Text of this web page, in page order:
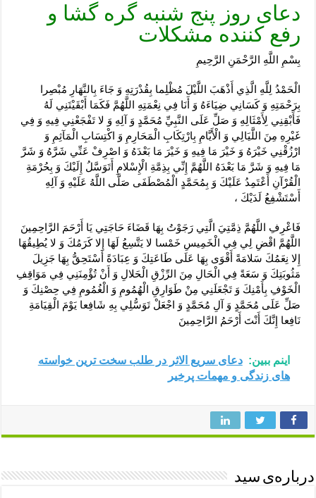
دعای روز پنج شنبه گره گشا و
رفع کننده مشکلات
بِسْمِ اللَّهِ الرَّحْمَنِ الرَّحِيمِ
الْحَمْدُ لِلَّهِ الَّذِي أَذْهَبَ اللَّيْلَ مُظْلِما بِقُدْرَتِهِ وَ جَاءَ بِالنَّهَارِ مُبْصِرا
بِرَحْمَتِهِ وَ كَسَانِي ضِيَاءَهُ وَ أَنَا فِي نِعْمَتِهِ اللَّهُمَّ فَكَمَا أَبْقَيْتَنِي لَهُ
فَأَبْقِنِي لِأَمْثَالِهِ وَ صَلِّ عَلَى النَّبِيِّ مُحَمَّدٍ وَ آلِهِ وَ لا تَفْجَعْنِي فِيهِ وَ فِي
غَيْرِهِ مِنَ اللَّيَالِي وَ الْأَيَّامِ بِارْتِكَابِ الْمَحَارِمِ وَ اكْتِسَابِ الْمَآثِمِ وَ
ارْزُقْنِي خَيْرَهُ وَ خَيْرَ مَا فِيهِ وَ خَيْرَ مَا بَعْدَهُ وَ اصْرِفْ عَنِّي شَرَّهُ وَ شَرَّ
مَا فِيهِ وَ شَرَّ مَا بَعْدَهُ اللَّهُمَّ إِنِّي بِذِمَّةِ الْإِسْلامِ أَتَوَسَّلُ إِلَيْكَ وَ بِحُرْمَةِ
الْقُرْآنِ أَعْتَمِدُ عَلَيْكَ وَ بِمُحَمَّدٍ الْمُصْطَفَى صَلَّى اللَّهُ عَلَيْهِ وَ آلِهِ
أَسْتَشْفِعُ لَدَيْكَ ،
فَاعْرِفِ اللَّهُمَّ ذِمَّتِيَ الَّتِي رَجَوْتُ بِهَا قَضَاءَ حَاجَتِي يَا أَرْحَمَ الرَّاحِمِينَ
اللَّهُمَّ اقْضِ لِي فِي الْخَمِيسِ خَمْسا لا يَتَّسِعُ لَهَا إِلا كَرَمُكَ وَ لا يُطِيقُهَا
إِلا نِعَمُكَ سَلامَةً أَقْوَى بِهَا عَلَى طَاعَتِكَ وَ عِبَادَةً أَسْتَحِقُّ بِهَا جَزِيلَ
مَثُوبَتِكَ وَ سَعَةً فِي الْحَالِ مِنَ الرِّزْقِ الْحَلالِ وَ أَنْ تُؤْمِنَنِي فِي مَوَاقِفِ
الْخَوْفِ بِأَمْنِكَ وَ تَجْعَلَنِي مِنْ طَوَارِقِ الْهُمُومِ وَ الْغُمُومِ فِي حِصْنِكَ وَ
صَلِّ عَلَى مُحَمَّدٍ وَ آلِ مُحَمَّدٍ وَ اجْعَلْ تَوَسُّلِي بِهِ شَافِعا يَوْمَ الْقِيَامَةِ
نَافِعا إِنَّكَ أَنْتَ أَرْحَمُ الرَّاحِمِينَ
اینم ببین: دعای سریع الاثر در طلب سخت ترین خواسته
های زندگی و مهمات پرخیر
درباره‌ی سید